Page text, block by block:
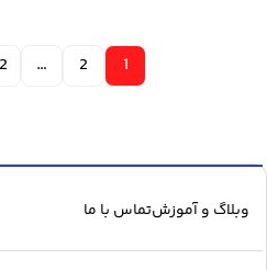
1
2
…
وبلاگ و آموزشتماس با ما